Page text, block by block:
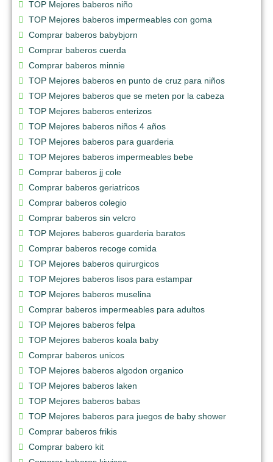
TOP Mejores baberos niño
TOP Mejores baberos impermeables con goma
Comprar baberos babybjorn
Comprar baberos cuerda
Comprar baberos minnie
TOP Mejores baberos en punto de cruz para niños
TOP Mejores baberos que se meten por la cabeza
TOP Mejores baberos enterizos
TOP Mejores baberos niños 4 años
TOP Mejores baberos para guarderia
TOP Mejores baberos impermeables bebe
Comprar baberos jj cole
Comprar baberos geriatricos
Comprar baberos colegio
Comprar baberos sin velcro
TOP Mejores baberos guarderia baratos
Comprar baberos recoge comida
TOP Mejores baberos quirurgicos
TOP Mejores baberos lisos para estampar
TOP Mejores baberos muselina
Comprar baberos impermeables para adultos
TOP Mejores baberos felpa
TOP Mejores baberos koala baby
Comprar baberos unicos
TOP Mejores baberos algodon organico
TOP Mejores baberos laken
TOP Mejores baberos babas
TOP Mejores baberos para juegos de baby shower
Comprar baberos frikis
Comprar babero kit